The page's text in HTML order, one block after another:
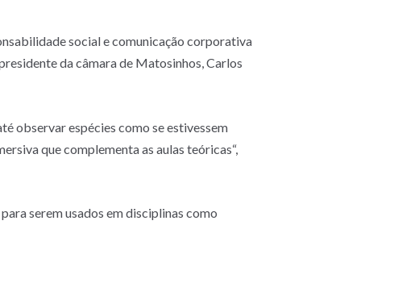
social e comunicação corporativa
da câmara de Matosinhos, Carlos
observar espécies como se estivessem
que complementa as aulas teóricas“,
serem usados em disciplinas como